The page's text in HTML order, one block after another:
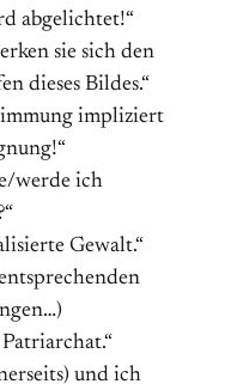
abgelichtet!“
sie sich den
dieses Bildes.“
impliziert
werde ich
Gewalt.“
und ich